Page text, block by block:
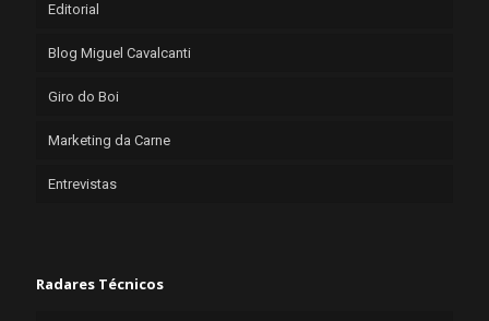
Editorial
Blog Miguel Cavalcanti
Giro do Boi
Marketing da Carne
Entrevistas
Radares Técnicos